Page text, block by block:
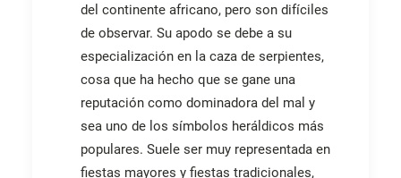
del continente africano, pero son difíciles
de observar. Su apodo se debe a su
especialización en la caza de serpientes,
cosa que ha hecho que se gane una
reputación como dominadora del mal y
sea uno de los símbolos heráldicos más
populares. Suele ser muy representada en
fiestas mayores y fiestas tradicionales,